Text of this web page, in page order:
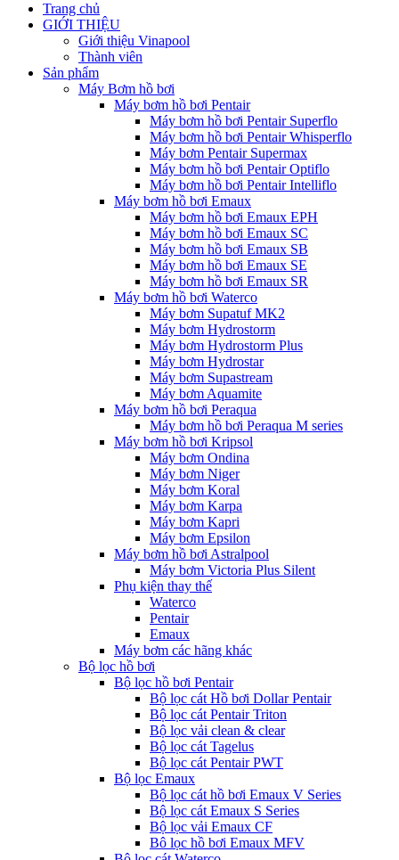
Trang chủ
GIỚI THIỆU
Giới thiệu Vinapool
Thành viên
Sản phẩm
Máy Bơm hồ bơi
Máy bơm hồ bơi Pentair
Máy bơm hồ bơi Pentair Superflo
Máy bơm hồ bơi Pentair Whisperflo
Máy bơm Pentair Supermax
Máy bơm hồ bơi Pentair Optiflo
Máy bơm hồ bơi Pentair Intelliflo
Máy bơm hồ bơi Emaux
Máy bơm hồ bơi Emaux EPH
Máy bơm hồ bơi Emaux SC
Máy bơm hồ bơi Emaux SB
Máy bơm hồ bơi Emaux SE
Máy bơm hồ bơi Emaux SR
Máy bơm hồ bơi Waterco
Máy bơm Supatuf MK2
Máy bơm Hydrostorm
Máy bơm Hydrostorm Plus
Máy bơm Hydrostar
Máy bơm Supastream
Máy bơm Aquamite
Máy bơm hồ bơi Peraqua
Máy bơm hồ bơi Peraqua M series
Máy bơm hồ bơi Kripsol
Máy bơm Ondina
Máy bơm Niger
Máy bơm Koral
Máy bơm Karpa
Máy bơm Kapri
Máy bơm Epsilon
Máy bơm hồ bơi Astralpool
Máy bơm Victoria Plus Silent
Phụ kiện thay thế
Waterco
Pentair
Emaux
Máy bơm các hãng khác
Bộ lọc hồ bơi
Bộ lọc hồ bơi Pentair
Bộ lọc cát Hồ bơi Dollar Pentair
Bộ lọc cát Pentair Triton
Bộ lọc vải clean & clear
Bộ lọc cát Tagelus
Bộ lọc cát Pentair PWT
Bộ lọc Emaux
Bộ lọc cát hồ bơi Emaux V Series
Bộ lọc cát Emaux S Series
Bộ lọc vải Emaux CF
Bô lọc hồ bơi Emaux MFV